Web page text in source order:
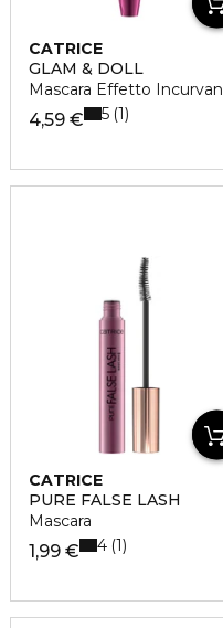
CATRICE
GLAM & DOLL
Mascara Effetto
4,59 € 5 1
CATRICE
PURE FALSE LASH
Mascara
1,99 € 4 1